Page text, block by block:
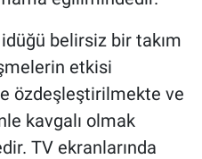
idüğü belirsiz bir takım
etkisi
özdeşleştirilmekte ve
kavgalı olmak
TV ekranlarında